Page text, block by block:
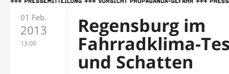
01 Feb.
2013
13:00
Regensburg im
Fahrradklima-
und Schatten